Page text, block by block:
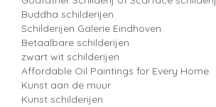
Buddha schilderijen
Schilderijen Galerie Eindhoven
Betaalbare schilderijen
zwart wit schilderijen
Affordable Oil Paintings for Every Home
Kunst aan de muur
Kunst schilderijen